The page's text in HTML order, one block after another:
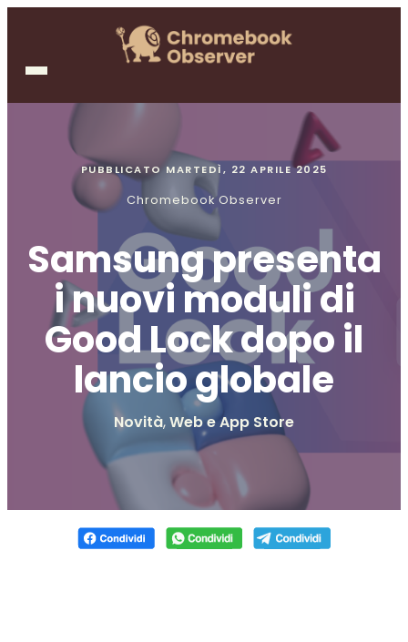
PUBBLICATO MARTEDÌ, 22 APRILE 2025
Chromebook Observer
Samsung presenta
i nuovi moduli di
Good Lock dopo il
lancio globale
Novità,Web e App Store